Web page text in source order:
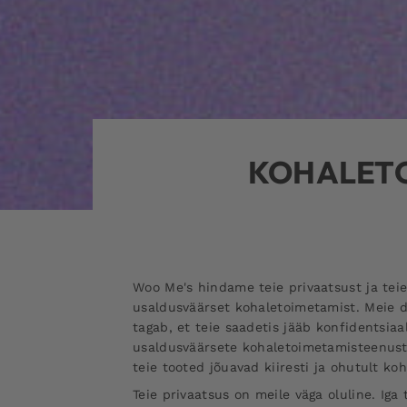
Woo Me's hindame teie privaatsust ja
usaldusväärset kohaletoimetamist. Meie
tagab, et teie saadetis jääb
usaldusväärsete
teie tooted jõuavad kiiresti ja ohutult
Teie privaatsus on meile väga oluline.